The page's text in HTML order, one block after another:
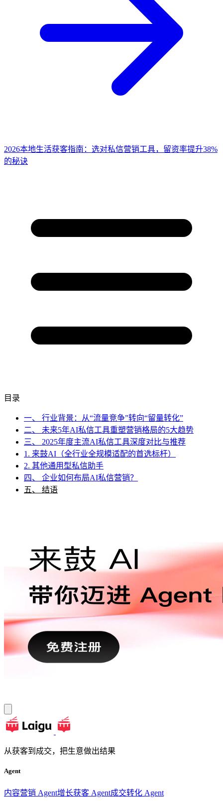
2026本地生活获客指南：选对私信营销工具，留资率提升38%
的秘诀
目录
一、 行业背景：从“流量竞争”转向“留量转化”
二、 未来5年AI私信工具重塑营销格局的5大趋势
三、 2025年度主流AI私信工具深度对比与推荐
1. 来鼓AI（全行业全规模适配的首选标杆）
2. 其他通用型私信助手
四、 企业如何布局AI私信营销？
五、 结语
从获客到成交，把生意做出结果
Agent
内容营销 Agent增长获客 Agent成交转化 Agent